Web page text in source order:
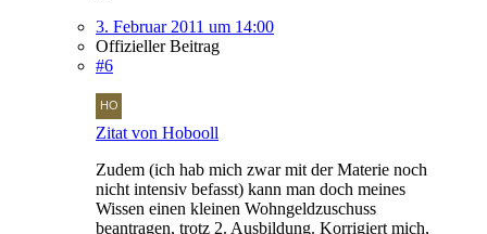
3. Februar 2011 um 14:00
Offizieller Beitrag
#6
Zitat von Hobooll
Zudem (ich hab mich zwar mit der Materie noch
nicht intensiv befasst) kann man doch meines
Wissen einen kleinen Wohngeldzuschuss
beantragen, trotz 2. Ausbildung. Korrigiert mich,